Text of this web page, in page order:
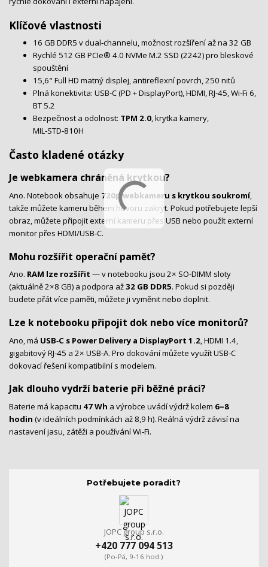
Klíčové vlastnosti
16 GB DDR5 v dual‑channelu, možnost rozšíření až na 32 GB
Rychlé 512 GB PCIe® 4.0 NVMe M.2 SSD (2242) pro bleskové
spouštění
15,6" Full HD matný displej, antireflexní povrch, 250 nitů
Plná konektivita: USB‑C (PD + DisplayPort), HDMI, RJ‑45, Wi‑Fi 6,
BT 5.2
Bezpečnost a odolnost: TPM 2.0, krytka kamery,
MIL‑STD‑810H
Často kladené otázky
Je webkamera chráněná krytkou?
Ano. Notebook obsahuje 720p webkameru s krytkou soukromí,
takže můžete kameru během hovoru zakrýt. Pokud potřebujete lepší
obraz, můžete připojit externí kameru přes USB nebo použít externí
monitor přes HDMI/USB‑C.
Mohu rozšířit operační paměť?
Ano. RAM lze rozšířit — v notebooku jsou 2× SO‑DIMM sloty
(aktuálně 2×8 GB) a podpora až32 GB DDR5. Pokud si později
budete přát více paměti, můžete ji vyměnit nebo doplnit.
Lze k notebooku připojit dok nebo více monitorů?
Ano, má USB‑C s Power Delivery a DisplayPort 1.2, HDMI 1.4,
gigabitový RJ‑45 a 2× USB‑A. Pro dokování můžete využít USB‑C
dokovací řešení kompatibilní s modelem.
Jak dlouho vydrží baterie při běžné práci?
Baterie má kapacitu 47 Wh a výrobce uvádí výdrž kolem 6–8
hodin (v ideálních podmínkách až 8,9 h). Reálná výdrž závisí na
nastavení jasu, zátěži a používání Wi‑Fi.
Potřebujete poradit?
JOPC group s.r.o.
+420 777 094 513
(Po-Pá, 9-16 hod.)